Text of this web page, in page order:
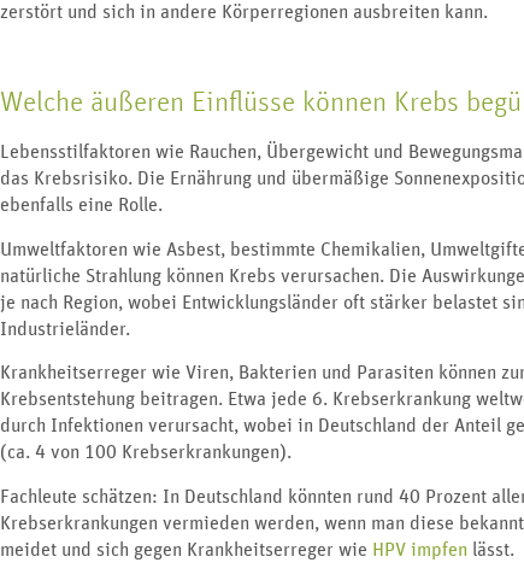
zerstört und sich in andere Körperregionen ausbreiten kann.
Welche äußeren Einflüsse können Krebs
Lebensstilfaktoren wie Rauchen, Übergewicht und
das Krebsrisiko. Die Ernährung und übermäßige
ebenfalls eine Rolle.
Umweltfaktoren wie Asbest, bestimmte Chemikalien,
natürliche Strahlung können Krebs verursachen. Die
je nach Region, wobei Entwicklungsländer oft stärker belastet
Industrieländer.
Krankheitserreger wie Viren, Bakterien und Parasiten können
Krebsentstehung beitragen. Etwa jede 6. Krebserkrankung
durch Infektionen verursacht, wobei in Deutschland der Anteil
(ca. 4 von 100 Krebserkrankungen).
Fachleute schätzen: In Deutschland könnten rund 40 Prozent
Krebserkrankungen vermieden werden, wenn man diese
meidet und sich gegen Krankheitserreger wie HPV impfen lässt.